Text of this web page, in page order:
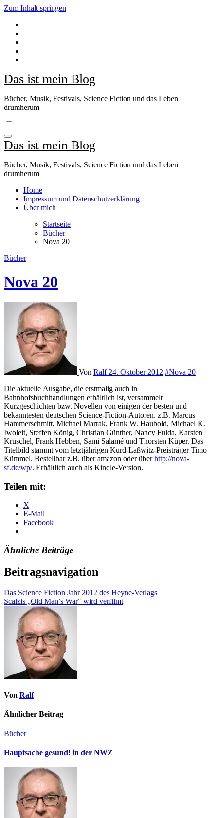
Zum Inhalt springen
Das ist mein Blog
Bücher, Musik, Festivals, Science Fiction und das Leben
drumherum
Das ist mein Blog
Bücher, Musik, Festivals, Science Fiction und das Leben
drumherum
Home
Impressum und Datenschutzerklärung
Über mich
Startseite
Bücher
Nova 20
Bücher
Nova 20
Von Ralf 24. Oktober 2012 #Nova 20
Die aktuelle Ausgabe, die erstmalig auch in
Bahnhofsbuchhandlungen erhältlich ist, versammelt
Kurzgeschichten bzw. Novellen von einigen der besten und
bekanntesten deutschen Science-Fiction-Autoren, z.B. Marcus
Hammerschmitt, Michael Marrak, Frank W. Haubold, Michael K.
Iwoleit, Steffen König, Christian Günther, Nancy Fulda, Karsten
Kruschel, Frank Hebben, Sami Salamé und Thorsten Küper. Das
Titelbild stammt vom letztjährigen Kurd-Laßwitz-Preisträger Timo
Kümmel. Bestellbar z.B. über amazon oder überhttp://nova-
sf.de/wp/. Erhältlich auch als Kindle-Version.
Teilen mit:
X
E-Mail
Facebook
Ähnliche Beiträge
Beitragsnavigation
Das Science Fiction Jahr 2012 des Heyne-Verlags
Scalzis „Old Man’s War“ wird verfilmt
Von Ralf
Ähnlicher Beitrag
Bücher
Hauptsache gesund! in der NWZ